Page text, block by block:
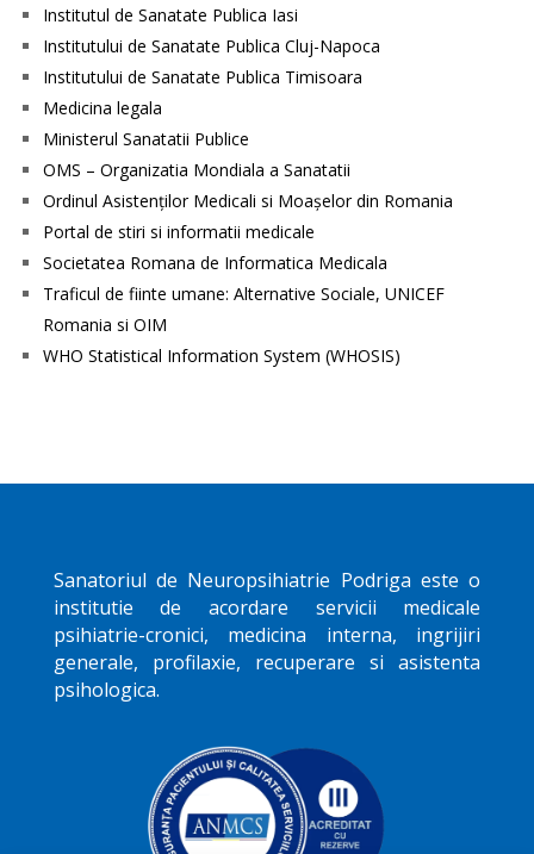
Institutul de Sanatate Publica Iasi
Institutului de Sanatate Publica Cluj-Napoca
Institutului de Sanatate Publica Timisoara
Medicina legala
Ministerul Sanatatii Publice
OMS – Organizatia Mondiala a Sanatatii
Ordinul Asistenţilor Medicali si Moaşelor din Romania
Portal de stiri si informatii medicale
Societatea Romana de Informatica Medicala
Traficul de fiinte umane: Alternative Sociale, UNICEF
Romania si OIM
WHO Statistical Information System (WHOSIS)
Sanatoriul de Neuropsihiatrie Podriga este o
institutie de acordare servicii medicale
psihiatrie-cronici, medicina interna, ingrijiri
generale, profilaxie, recuperare si asistenta
psihologica.